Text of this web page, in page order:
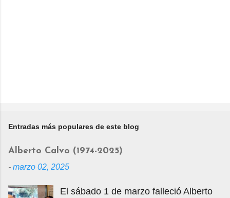
Entradas más populares de este blog
Alberto Calvo (1974-2025)
- marzo 02, 2025
El sábado 1 de marzo falleció Alberto